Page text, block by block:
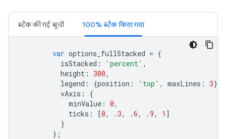
स्टैक की गई सूची 100% स्टैक किया गया
var options_fullStacked = {
isStacked : 'percent' ,
height : 300,
legend : {position : 'top' , maxLines : 3},
vAxis :
{
minValue : 0,
ticks : [0, .3, .6, .9, 1 ]
}
};